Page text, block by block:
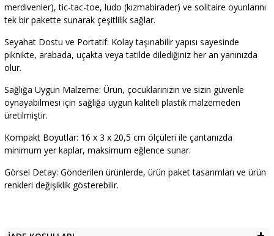
merdivenler), tic-tac-toe, ludo (kızmabirader) ve solitaire oyunlarını
tek bir pakette sunarak çeşitlilik sağlar.
Seyahat Dostu ve Portatif: Kolay taşınabilir yapısı sayesinde
piknikte, arabada, uçakta veya tatilde dilediğiniz her an yanınızda
olur.
Sağlığa Uygun Malzeme: Ürün, çocuklarınızın ve sizin güvenle
oynayabilmesi için sağlığa uygun kaliteli plastik malzemeden
üretilmiştir.
Kompakt Boyutlar: 16 x 3 x 20,5 cm ölçüleri ile çantanızda
minimum yer kaplar, maksimum eğlence sunar.
Görsel Detay: Gönderilen ürünlerde, ürün paket tasarımları ve ürün
renkleri değişiklik gösterebilir.